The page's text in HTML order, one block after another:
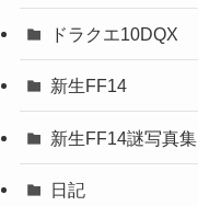
ドラクエ10DQX
新生FF14
新生FF14謎写真集
日記